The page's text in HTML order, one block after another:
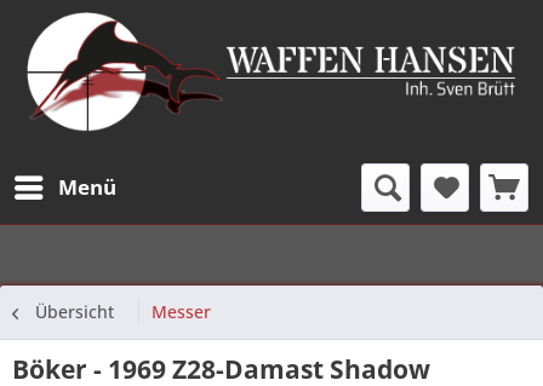
Menü
Übersicht Messer
Böker - 1969 Z28-Damast Shadow